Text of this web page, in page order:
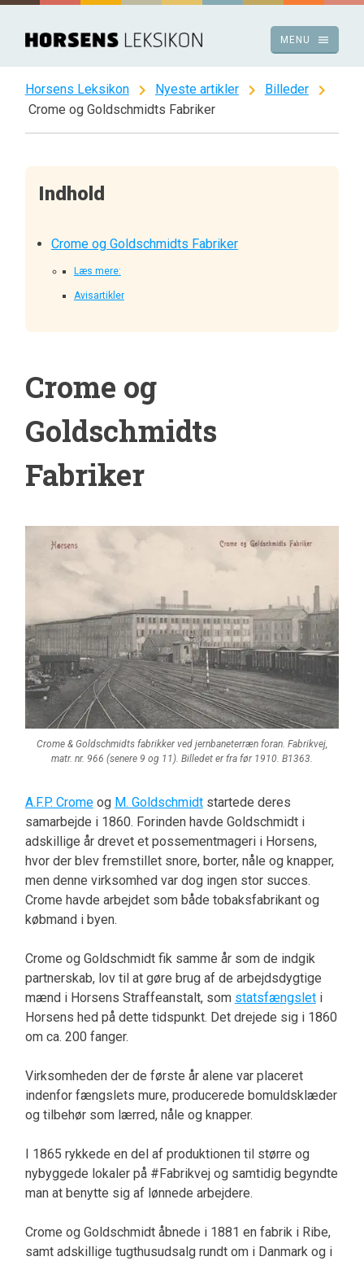
Spring
indhold
menu
MENU
Horsens Leksikon chevron_right Nyeste artikler chevron_right Billeder chevron_right
Crome og Goldschmidts Fabriker
Indhold
Crome og Goldschmidts Fabriker
Læs mere:
Avisartikler
Crome og
Goldschmidts
Fabriker
Crome & Goldschmidts fabrikker ved jernbaneterræn foran. Fabrikvej,
matr. nr. 966 (senere 9 og 11). Billedet er fra før 1910. B1363.
A.F.P. Cromeog M. Goldschmidtstartede deres
samarbejde i 1860. Forinden havde Goldschmidt i
adskillige år drevet et possementmageri i Horsens,
hvor der blev fremstillet snore, borter, nåle og knapper,
men denne virksomhed var dog ingen stor succes.
Crome havde arbejdet som både tobaksfabrikant og
købmand i byen.
Crome og Goldschmidt fik samme år som de indgik
partnerskab, lov til at gøre brug af de arbejdsdygtige
mænd i Horsens Straffeanstalt, som statsfængsleti
Horsens hed på dette tidspunkt. Det drejede sig i 1860
om ca. 200 fanger.
Virksomheden der de første år alene var placeret
indenfor fængslets mure, producerede bomuldsklæder
og tilbehør som lærred, nåle og knapper.
I 1865 rykkede en del af produktionen til større og
nybyggede lokaler på #Fabrikvej og samtidig begyndte
man at benytte sig af lønnede arbejdere.
Crome og Goldschmidt åbnede i 1881 en fabrik i Ribe,
samt adskillige tugthusudsalg rundt om i Danmark og i